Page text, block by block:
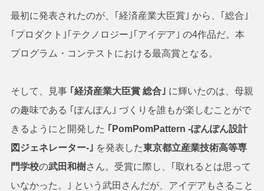
最初に発表されたのが、｢経済産業大臣賞｣ から、｢総合｣
｢プロダクト｣｢テクノロジー｣｢アイデア｣ の4作品だ。本
プログラム・コンテストにおける最高賞となる。
そして、見事 ｢経済産業大臣賞 総合｣ に輝いたのは、母親
の趣味である ｢ぽんぽん｣ づくりを誰もが楽しむことがで
きるようにと開発した ｢PomPomPattern -ぽんぽん設計
図ジェネレーター-｣ を発表した東京都立産業技術高等専
門学校の武田和樹さん。受賞に際し、｢取れるとは思って
いなかった。｣ という武田さんだが、アイデアもさること